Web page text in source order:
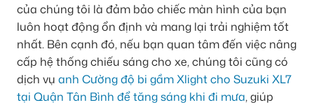
của chúng tôi là đảm bảo chiếc màn hình của bạn
luôn hoạt động ổn định và mang lại trải nghiệm tốt
nhất. Bên cạnh đó, nếu bạn quan tâm đến việc nâng
cấp hệ thống chiếu sáng cho xe, chúng tôi cũng có
dịch vụ anh Cường độ bi gầm Xlight cho Suzuki XL7
tại Quận Tân Bình để tăng sáng khi đi mưa, giúp